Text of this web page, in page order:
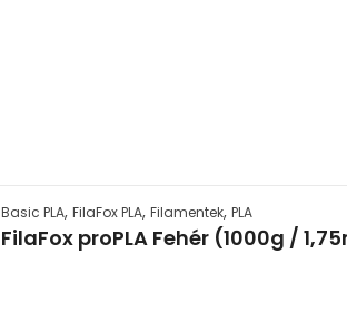
Basic PLA, FilaFox PLA, Filamentek, PLA
FilaFox proPLA Fehér (1000g /